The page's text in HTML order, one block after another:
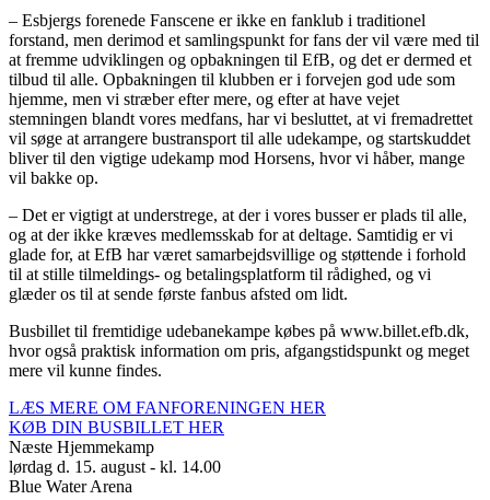
– Esbjergs forenede Fanscene er ikke en fanklub i traditionel
forstand, men derimod et samlingspunkt for fans der vil være med til
at fremme udviklingen og opbakningen til EfB, og det er dermed et
tilbud til alle. Opbakningen til klubben er i forvejen god ude som
hjemme, men vi stræber efter mere, og efter at have vejet
stemningen blandt vores medfans, har vi besluttet, at vi fremadrettet
vil søge at arrangere bustransport til alle udekampe, og startskuddet
bliver til den vigtige udekamp mod Horsens, hvor vi håber, mange
vil bakke op.
– Det er vigtigt at understrege, at der i vores busser er plads til alle,
og at der ikke kræves medlemsskab for at deltage. Samtidig er vi
glade for, at EfB har været samarbejdsvillige og støttende i forhold
til at stille tilmeldings- og betalingsplatform til rådighed, og vi
glæder os til at sende første fanbus afsted om lidt.
Busbillet til fremtidige udebanekampe købes på www.billet.efb.dk,
hvor også praktisk information om pris, afgangstidspunkt og meget
mere vil kunne findes.
LÆS MERE OM FANFORENINGEN HER
KØB DIN BUSBILLET HER
Næste Hjemmekamp
lørdag d. 15. august - kl. 14.00
Blue Water Arena